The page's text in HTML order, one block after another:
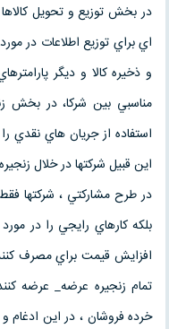
در بخش توزيع و تحويل كالاها
اي براي توزيع اطلاعات در
و ذخيره كالا و ديگر
مناسبي بين شركا، در بخش
استفاده از جريان هاي نقدي
اين قبيل شركتها در خلال
در طرح مشاركتي ، شركتها
بلكه كارهاي رايجي را در
افزايش قيمت براي مصرف
تمام زنجيره عرضه_ عرضه
خرده فروشان ، در اين